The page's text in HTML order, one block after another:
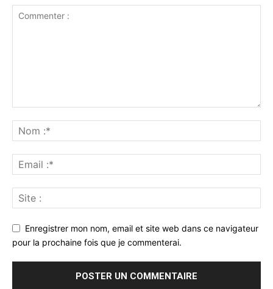
Enregistrer mon nom, email et site web dans ce navigateur
pour la prochaine fois que je commenterai.